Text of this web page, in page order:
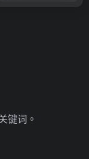
键词。